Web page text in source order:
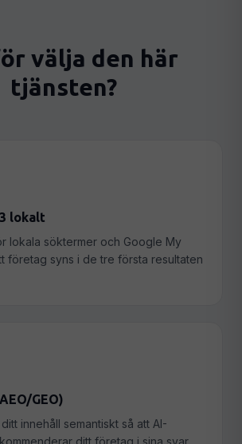
välja den här
tjänsten?
lokalt
lokala söktermer och Google My
företag syns i de tre första resultaten
GEO)
innehåll semantiskt så att AI-
ditt företag i sina svar.